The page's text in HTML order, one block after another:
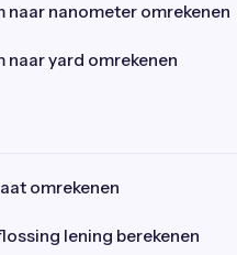
naar nanometer omrekenen
naar yard omrekenen
omrekenen
lening berekenen